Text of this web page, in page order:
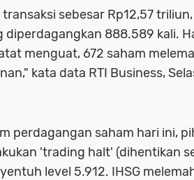
transaksi sebesar Rp12,57
diperdagangkan 888.589 kali.
menguat, 672 saham
kata data RTI Business,
perdagangan saham hari ini,
'trading halt' (dihentikan
level 5.912. IHSG